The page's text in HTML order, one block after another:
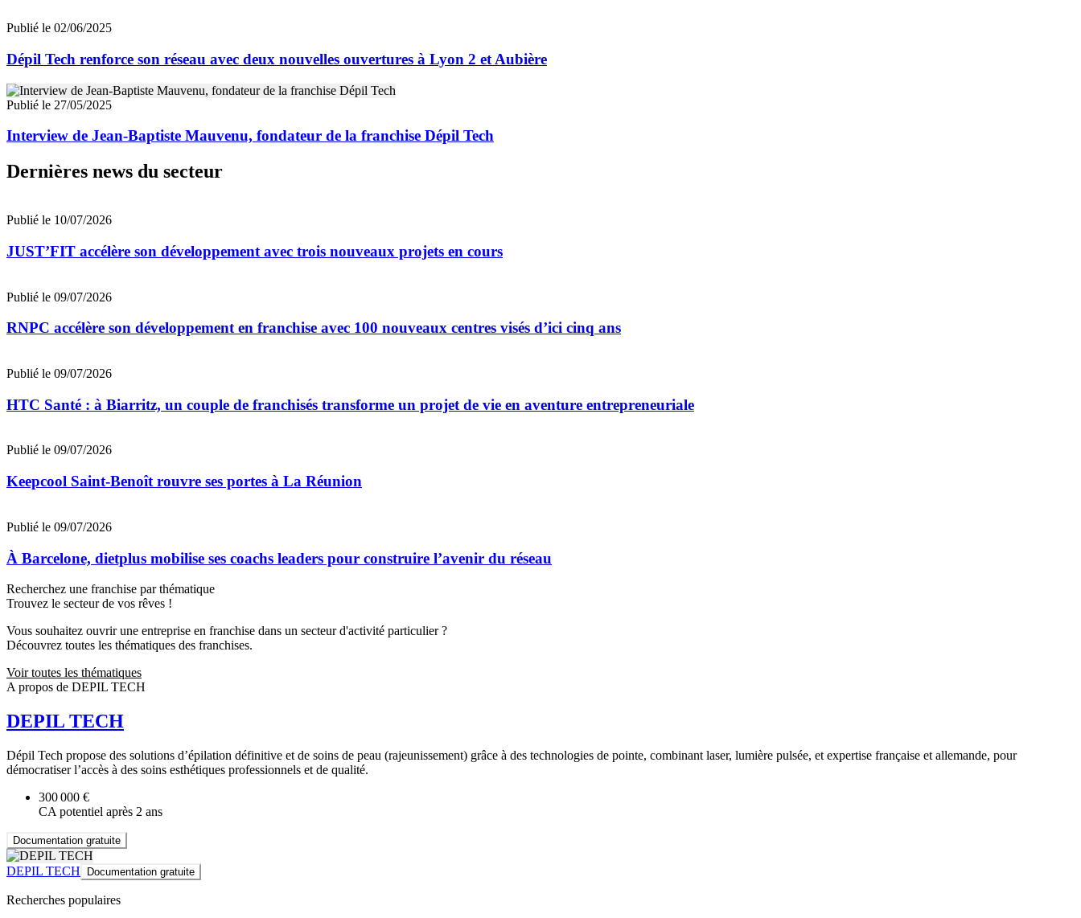
Publié le 02/06/2025
Dépil Tech renforce son réseau avec deux nouvelles ouvertures à Lyon 2 et Aubière
Publié le 27/05/2025
Interview de Jean-Baptiste Mauvenu, fondateur de la franchise Dépil Tech
Dernières news du secteur
Publié le 10/07/2026
JUST’FIT accélère son développement avec trois nouveaux projets en cours
Publié le 09/07/2026
RNPC accélère son développement en franchise avec 100 nouveaux centres visés d’ici cinq ans
Publié le 09/07/2026
HTC Santé : à Biarritz, un couple de franchisés transforme un projet de vie en aventure entrepreneuriale
Publié le 09/07/2026
Keepcool Saint-Benoît rouvre ses portes à La Réunion
Publié le 09/07/2026
À Barcelone, dietplus mobilise ses coachs leaders pour construire l’avenir du réseau
Recherchez une franchise par thématique
Trouvez le secteur de vos rêves !
Vous souhaitez ouvrir une entreprise en franchise dans un secteur d'activité particulier ?
Découvrez toutes les thématiques des franchises.
Voir toutes les thématiques
A propos de DEPIL TECH
DEPIL TECH
Dépil Tech propose des solutions d’épilation définitive et de soins de peau (rajeunissement) grâce à des technologies de pointe, combinant laser, lumière pulsée, et expertise française et allemande, pour
démocratiser l’accès à des soins esthétiques professionnels et de qualité.
300 000 €
CA potentiel après 2 ans
Documentation gratuite
DEPIL TECH Documentation gratuite
Recherches populaires